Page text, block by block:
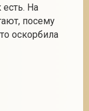
На
посему
оскорбила